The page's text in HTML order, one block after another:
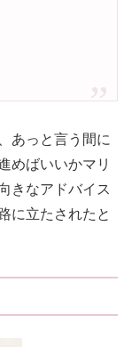
あっと言う間に
めばいいかマリ
きなアドバイス
に立たされたと